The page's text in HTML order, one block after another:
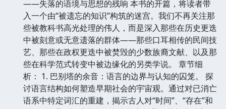
——失落的语境与思想的残响 本书的开篇，将读者带
入一个由“被遗忘的知识”构筑的迷宫。我们不再关注那
些被教科书高光处理的伟人，而是深入那些在历史更迭
中被刻意或无意遗落的群体——那些口耳相传的民间技
艺、那些在政权更迭中被焚毁的少数族裔文献、以及那
些在科学范式转变中被边缘化的另类学说。 章节细
析： 1. 巴别塔的余音：语言的边界与认知的囚笼。 探
讨语言结构如何塑造早期社会的宇宙观。通过对已消亡
语系中特定词汇的重建，揭示古人对“时间”、“存在”和